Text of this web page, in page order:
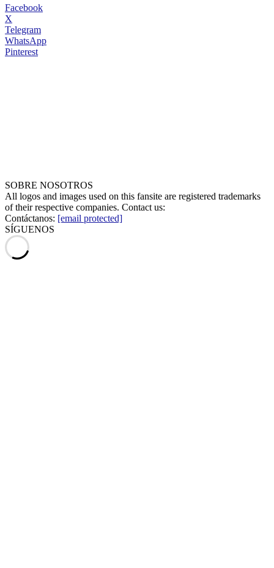
Facebook
X
Telegram
WhatsApp
Pinterest
SOBRE NOSOTROS
All logos and images used on this fansite are registered trademarks
of their respective companies. Contact us:
Contáctanos: [email protected]
SÍGUENOS